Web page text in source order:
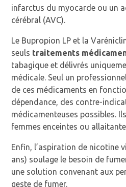
infarctus du myocarde ou un
cérébral (AVC).
Le Bupropion LP et la
seuls traitements
tabagique et délivrés
médicale. Seul un
de ces médicaments en
dépendance, des contre-
médicamenteuses possibles.
femmes enceintes ou
Enfin, l’aspiration de nicotine
ans) soulage le besoin de
une solution convenant aux
geste de fumer.